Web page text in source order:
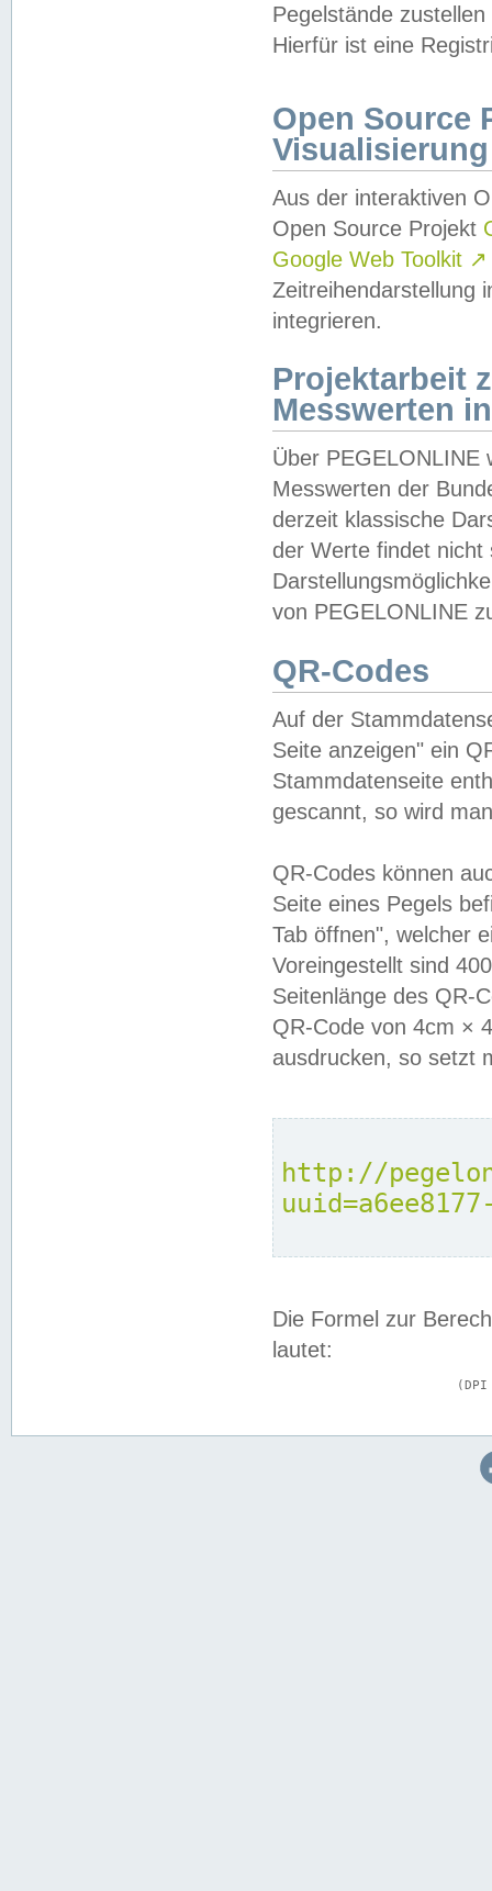
Pegelstände
Hierfür ist eine
Open Source
Visualisierung
Aus der interaktiven
Open Source Projekt
Google Web Toolkit ↗
Zeitreihendarstellung
integrieren.
Projektarbeit
Messwerten
Über PEGELONLINE
Messwerten der
derzeit klassische
der Werte findet
von PEGELONLINE
QR-Codes
Auf der
Seite anzeigen" ein
Stammdatenseite
gescannt, so wird
QR-Codes können
Seite eines Pegels
Tab öffnen", welcher
Voreingestellt sind
Seitenlänge des QR-
QR-Code von 4cm ×
ausdrucken, so setzt
http://
Die Formel zur
lautet: